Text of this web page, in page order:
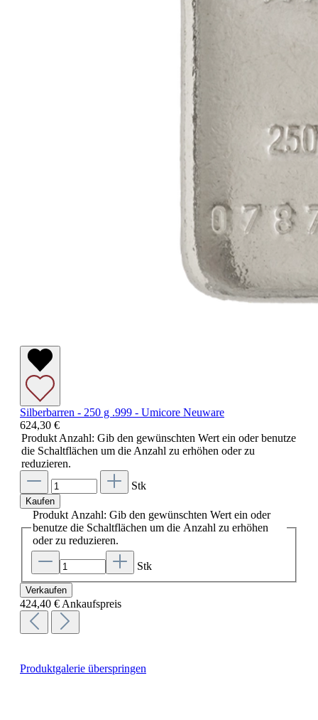
Silberbarren - 250 g .999 - Umicore Neuware
624,30 €
Produkt Anzahl: Gib den gewünschten Wert ein oder benutze
die Schaltflächen um die Anzahl zu erhöhen oder zu
reduzieren.
Stk
Kaufen
Produkt Anzahl: Gib den gewünschten Wert ein oder
benutze die Schaltflächen um die Anzahl zu erhöhen
oder zu reduzieren.
Stk
Verkaufen
424,40 € Ankaufspreis
Produktgalerie überspringen